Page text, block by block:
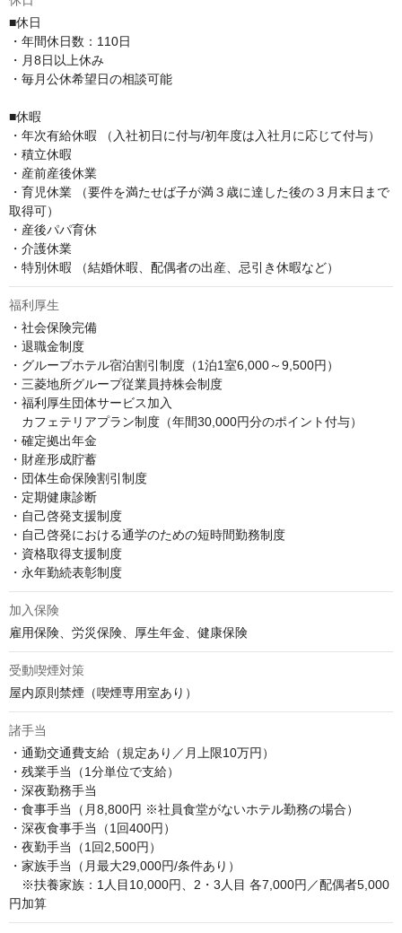
■休日
・年間休日数：110日
・月8日以上休み
・毎月公休希望日の相談可能
■休暇
・年次有給休暇 （入社初日に付与/初年度は入社月に応じて付与）
・積立休暇
・産前産後休業
・育児休業 （要件を満たせば子が満３歳に達した後の３月末日まで
取得可）
・産後パパ育休
・介護休業
・特別休暇 （結婚休暇、配偶者の出産、忌引き休暇など）
福利厚生
・社会保険完備
・退職金制度
・グループホテル宿泊割引制度（1泊1室6,000～9,500円）
・三菱地所グループ従業員持株会制度
・福利厚生団体サービス加入
カフェテリアプラン制度（年間30,000円分のポイント付与）
・確定拠出年金
・財産形成貯蓄
・団体生命保険割引制度
・定期健康診断
・自己啓発支援制度
・自己啓発における通学のための短時間勤務制度
・資格取得支援制度
・永年勤続表彰制度
加入保険
雇用保険、労災保険、厚生年金、健康保険
受動喫煙対策
屋内原則禁煙（喫煙専用室あり）
諸手当
・通勤交通費支給（規定あり／月上限10万円）
・残業手当（1分単位で支給）
・深夜勤務手当
・食事手当（月8,800円 ※社員食堂がないホテル勤務の場合）
・深夜食事手当（1回400円）
・夜勤手当（1回2,500円）
・家族手当（月最大29,000円/条件あり）
※扶養家族：1人目10,000円、2・3人目 各7,000円／配偶者5,000
円加算